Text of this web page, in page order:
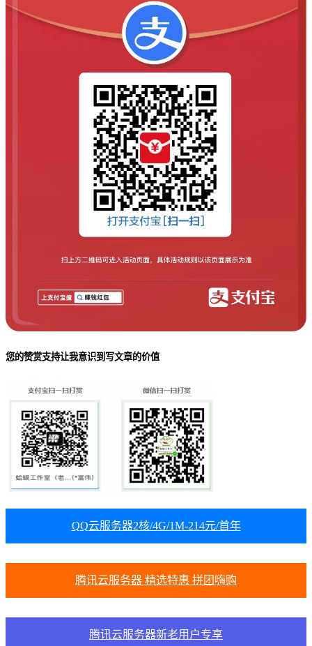
您的赞赏支持让我意识到写文章的价值
QQ云服务器2核/4G/1M-214元/首年
腾讯云服务器 精选特惠 拼团嗨购
腾讯云服务器新老用户专享